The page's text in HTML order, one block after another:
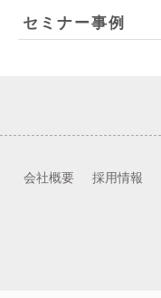
セミナー事例
会社概要 採用情報